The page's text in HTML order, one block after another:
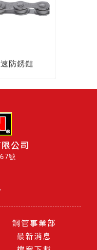
防銹鏈
公司
號
鋼管事業部
最新消息